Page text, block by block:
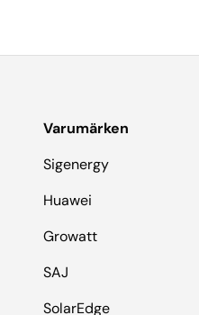
Varumärken
Sigenergy
Huawei
Growatt
SAJ
SolarEdge